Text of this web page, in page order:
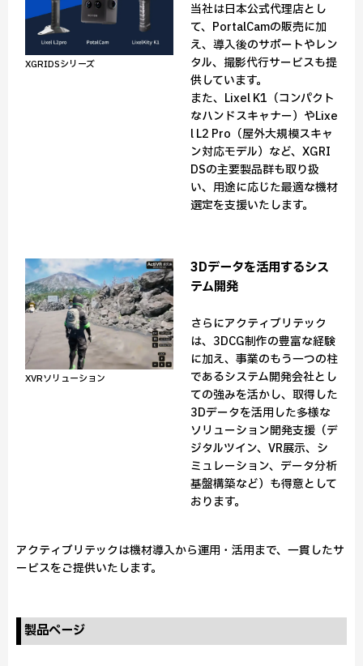
XGRIDSシリーズ
当社は日本公式代理店とし
て、PortalCamの販売に加
え、導入後のサポートやレン
タル、撮影代行サービスも提
供しています。
また、Lixel K1（コンパクト
なハンドスキャナー）やLixe
l L2 Pro（屋外大規模スキャ
ン対応モデル）など、XGRI
DSの主要製品群も取り扱
い、用途に応じた最適な機材
選定を支援いたします。
XVRソリューション
3Dデータを活用するシス
テム開発
さらにアクティブリテック
は、3DCG制作の豊富な経験
に加え、事業のもう一つの柱
であるシステム開発会社とし
ての強みを活かし、取得した
3Dデータを活用した多様な
ソリューション開発支援（デ
ジタルツイン、VR展示、シ
ミュレーション、データ分析
基盤構築など）も得意として
おります。
アクティブリテックは機材導入から運用・活用まで、一貫したサ
ービスをご提供いたします。
製品ページ